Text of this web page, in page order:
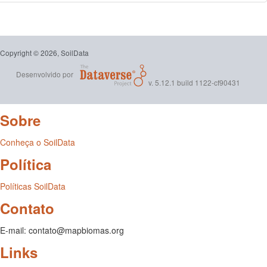
Copyright © 2026, SoilData
Desenvolvido por
v. 5.12.1 build 1122-cf90431
Sobre
Conheça o SoilData
Política
Políticas SoilData
Contato
E-mail: contato@mapbiomas.org
Links